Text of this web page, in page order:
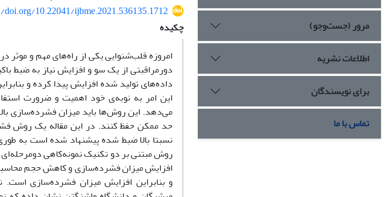
10.22041/ijbme.2021.536135.1712
چکیده
امروزه قلب‌شنوایی یکی از راه‌های مهم و
داده‌های تولید شده افزایش پیدا کرده و
این امر به نوبه‌ی خود اهمیت و ضرورت
می‌دهد. این روش‌ها باید میزان فشرده‌سازی
نسبتا بالا ضبط شده پیشنهاد شده است به
روش مبتنی بر دو تکنیک نمونه‌کاهی
افزایش میزان فشرده‌سازی و کاهش حجم
و بنابراین افزایش میزان فشرده‌سازی
مرور (جست‌وجو)
اطلاعات نشریه
برای نویسندگان
تماس با ما